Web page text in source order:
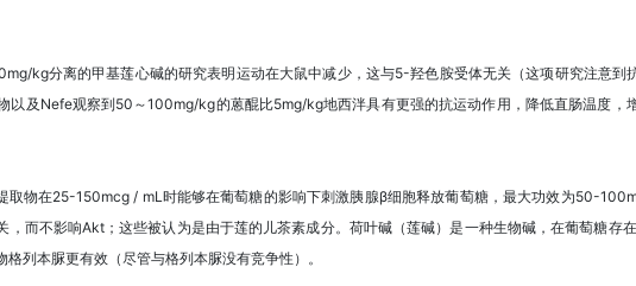
kg分离的甲基莲心碱的研究表明运动在大鼠中减少，这与5-羟色胺受体无关（这项研究注意到
以及Nefe观察到50～100mg/kg的蒽醌比5mg/kg地西泮具有更强的抗运动作用，降低直肠温度
取物在25-150mcg / mL时能够在葡萄糖的影响下刺激胰腺β细胞释放葡萄糖，最大功效为50-
，而不影响Akt；这些被认为是由于莲的儿茶素成分。荷叶碱（莲碱）是一种生物碱，在葡萄糖
格列本脲更有效（尽管与格列本脲没有竞争性）。